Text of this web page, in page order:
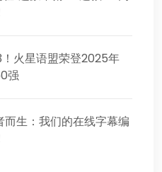
火星语盟荣登2025年
强
而生：我们的在线字幕编